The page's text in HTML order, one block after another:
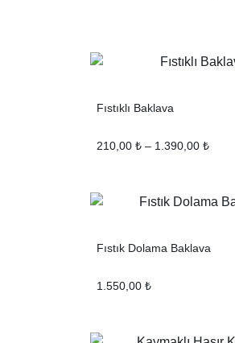
Fıstıklı Baklava
210,00 ₺ – 1.390,00 ₺
Fıstık Dolama Baklava
1.550,00 ₺